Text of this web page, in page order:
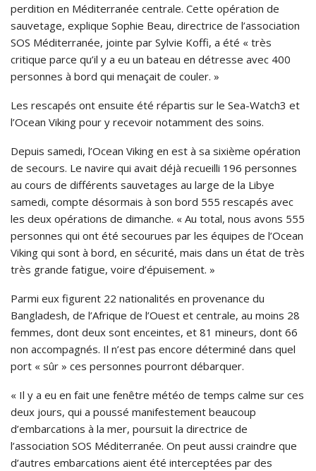
perdition en Méditerranée centrale. Cette opération de
sauvetage, explique Sophie Beau, directrice de l’association
SOS Méditerranée, jointe par Sylvie Koffi, a été « très
critique parce qu’il y a eu un bateau en détresse avec 400
personnes à bord qui menaçait de couler. »
Les rescapés ont ensuite été répartis sur le Sea-Watch3 et
l’Ocean Viking pour y recevoir notamment des soins.
Depuis samedi, l’Ocean Viking en est à sa sixième opération
de secours. Le navire qui avait déjà recueilli 196 personnes
au cours de différents sauvetages au large de la Libye
samedi, compte désormais à son bord 555 rescapés avec
les deux opérations de dimanche. « Au total, nous avons 555
personnes qui ont été secourues par les équipes de l’Ocean
Viking qui sont à bord, en sécurité, mais dans un état de très
très grande fatigue, voire d’épuisement. »
Parmi eux figurent 22 nationalités en provenance du
Bangladesh, de l’Afrique de l’Ouest et centrale, au moins 28
femmes, dont deux sont enceintes, et 81 mineurs, dont 66
non accompagnés. Il n’est pas encore déterminé dans quel
port « sûr » ces personnes pourront débarquer.
« Il y a eu en fait une fenêtre météo de temps calme sur ces
deux jours, qui a poussé manifestement beaucoup
d’embarcations à la mer, poursuit la directrice de
l’association SOS Méditerranée. On peut aussi craindre que
d’autres embarcations aient été interceptées par des